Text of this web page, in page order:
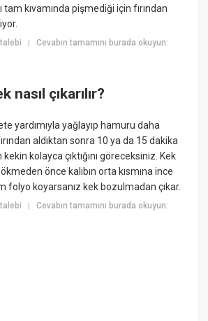
tam kıvamında pişmediği için fırından
|Cevabın tamamını burada okuyun:
nasıl çıkarılır?
yardımıyla yağlayıp hamuru daha
aldıktan sonra 10 ya da 15 dakika
kekin kolayca çıktığını göreceksiniz. Kek
önce kalıbın orta kısmına ince
folyo koyarsanız kek bozulmadan çıkar.
|Cevabın tamamını burada okuyun: